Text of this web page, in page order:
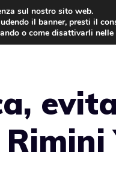
NEWS
sul nostro sito web.
il banner, presti il
o come disattivarli nelle